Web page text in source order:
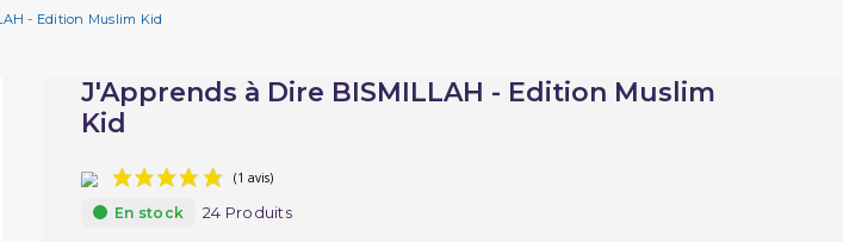
- Edition Muslim Kid
J'Apprends à Dire BISMILLAH - Edition Muslim
Kid
En stock 24 Produits